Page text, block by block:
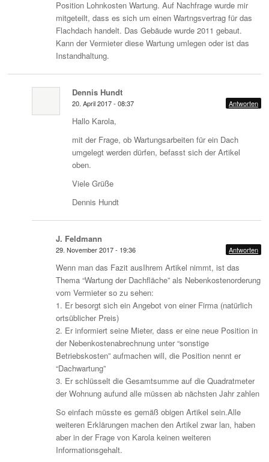
Position Lohnkosten Wartung. Auf Nachfrage wurde mir
mitgeteilt, dass es sich um einen Wartngsvertrag für das
Flachdach handelt. Das Gebäude wurde 2011 gebaut.
Kann der Vermieter diese Wartung umlegen oder ist das
Instandhaltung.
Dennis Hundt
20. April 2017 - 08:37 Antworten
Hallo Karola,
mit der Frage, ob Wartungsarbeiten für ein Dach
umgelegt werden dürfen, befasst sich der Artikel
oben.
Viele Grüße
Dennis Hundt
J. Feldmann
29. November 2017 - 19:36 Antworten
Wenn man das Fazit ausIhrem Artikel nimmt, ist das
Thema “Wartung der Dachfläche” als Nebenkostenorderung
vom Vermieter so zu sehen:
1. Er besorgt sich ein Angebot von einer Firma (natürlich
ortsüblicher Preis)
2. Er informiert seine Mieter, dass er eine neue Position in
der Nebenkostenabrechnung unter “sonstige
Betriebskosten” aufmachen will, die Position nennt er
“Dachwartung”
3. Er schlüsselt die Gesamtsumme auf die Quadratmeter
der Wohnung aufund alle müssen ab nächsten Jahr zahlen
So einfach müsste es gemäß obigen Artikel sein.Alle
weiteren Erklärungen machen den Artikel zwar lan, haben
aber in der Frage von Karola keinen weiteren
Informationsgehalt.